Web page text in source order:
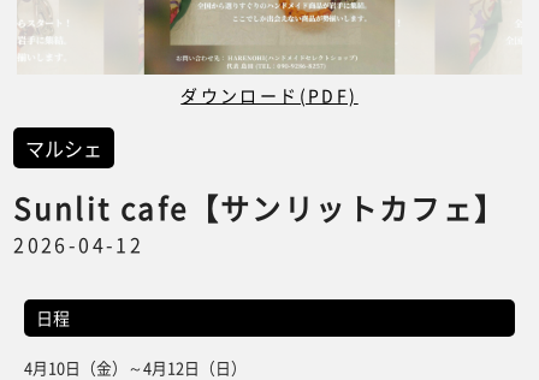
ダウンロード(PDF)
マルシェ
Sunlit cafe【サンリットカフェ】
2026-04-12
日程
4月10日（金）～4月12日（日）